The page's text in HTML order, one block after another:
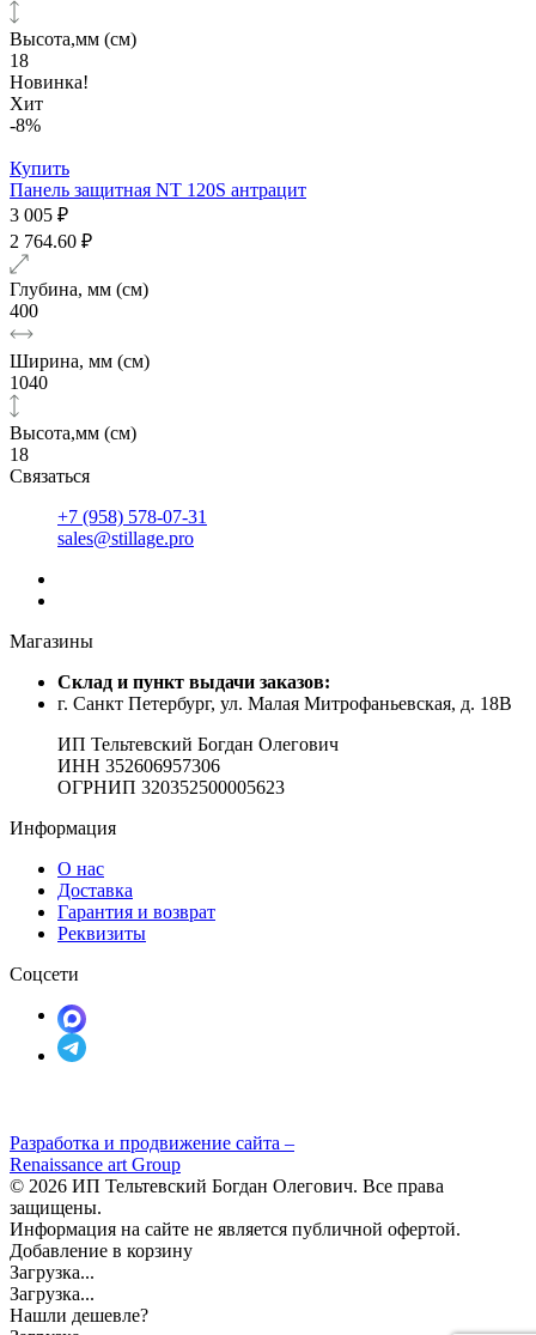
Высота,мм (см)
18
Новинка!
Хит
-8%
Купить
Панель защитная NT 120S антрацит
3 005 ₽
2 764.60 ₽
Глубина, мм (см)
400
Ширина, мм (см)
1040
Высота,мм (см)
18
Связаться
+7 (958) 578-07-31
sales@stillage.pro
Магазины
Cклад и пункт выдачи заказов:
г. Санкт Петербург, ул. Малая Митрофаньевская, д. 18В
ИП Тельтевский Богдан Олегович
ИНН 352606957306
ОГРНИП 320352500005623
Информация
О нас
Доставка
Гарантия и возврат
Реквизиты
Соцсети
Разработка и продвижение сайта –
Renaissance art Group
© 2026 ИП Тельтевский Богдан Олегович. Все права
защищены.
Информация на сайте не является публичной офертой.
Добавление в корзину
Загрузка...
Загрузка...
Нашли дешевле?